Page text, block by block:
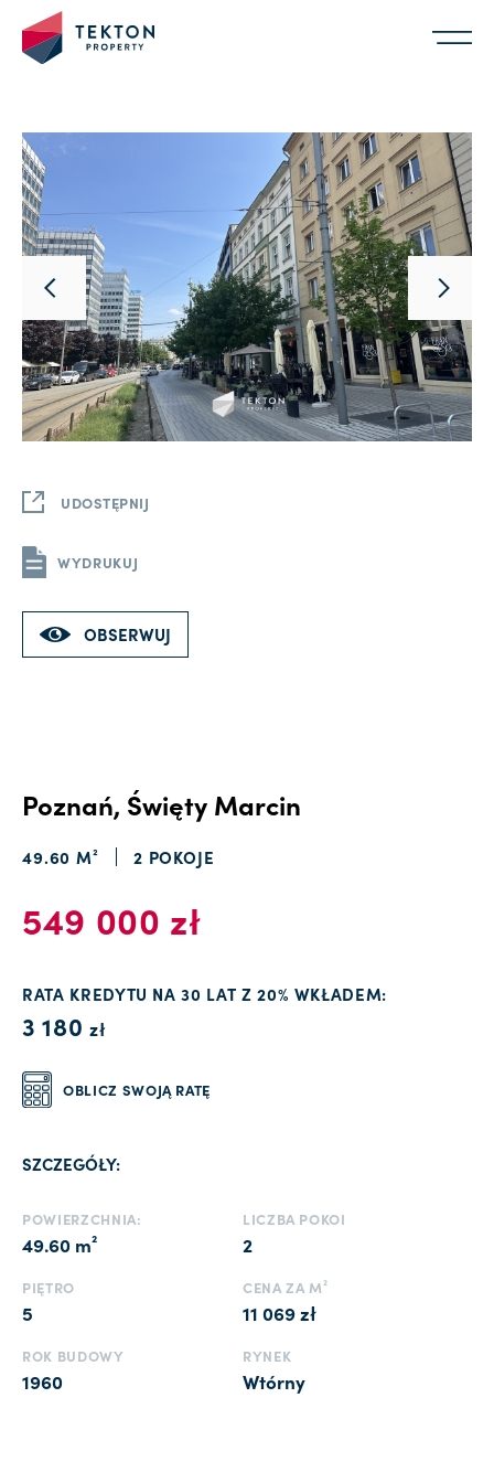
UDOSTĘPNIJ
WYDRUKUJ
OBSERWUJ
Poznań, Święty Marcin
49.60 M² 2 POKOJE
549 000 zł
RATA KREDYTU NA 30 LAT Z 20% WKŁADEM:
3 180 zł
OBLICZ SWOJĄ RATĘ
SZCZEGÓŁY:
POWIERZCHNIA:
49.60 m²
LICZBA POKOI
2
PIĘTRO
5
CENA ZA M²
11 069 zł
ROK BUDOWY
1960
RYNEK
Wtórny